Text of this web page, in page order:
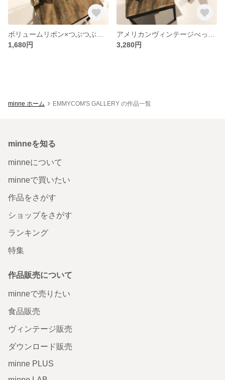
1,680円
3,280円
minne ホーム EMMYCOM'S GALLERY の作品一覧
minneを知る
minneについて
minneで買いたい
作品をさがす
ショップをさがす
ランキング
特集
作品販売について
minneで売りたい
食品販売
ヴィンテージ販売
ダウンロード販売
minne PLUS